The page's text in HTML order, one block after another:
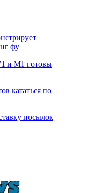
фу
и M1 готовы
кататься по
посылок